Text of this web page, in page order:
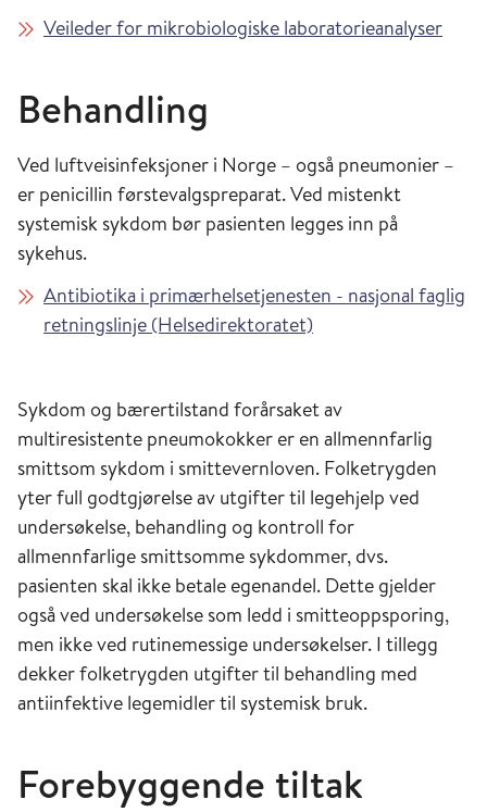
Veileder for mikrobiologiske laboratorieanalyser
Behandling
Ved luftveisinfeksjoner i Norge – også pneumonier –
er penicillin førstevalgspreparat. Ved mistenkt
systemisk sykdom bør pasienten legges inn på
sykehus.
Antibiotika i primærhelsetjenesten - nasjonal faglig
retningslinje (Helsedirektoratet)
Sykdom og bærertilstand forårsaket av
multiresistente pneumokokker er en allmennfarlig
smittsom sykdom i smittevernloven. Folketrygden
yter full godtgjørelse av utgifter til legehjelp ved
undersøkelse, behandling og kontroll for
allmennfarlige smittsomme sykdommer, dvs.
pasienten skal ikke betale egenandel. Dette gjelder
også ved undersøkelse som ledd i smitteoppsporing,
men ikke ved rutinemessige undersøkelser. I tillegg
dekker folketrygden utgifter til behandling med
antiinfektive legemidler til systemisk bruk.
Forebyggende tiltak